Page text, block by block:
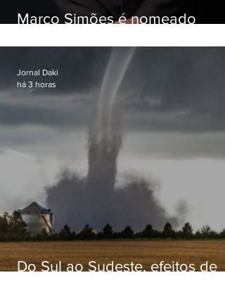
Marco Simões é nomeado
Do Sul ao Sudeste, efeitos de
Jornal Daki
há 3 horas